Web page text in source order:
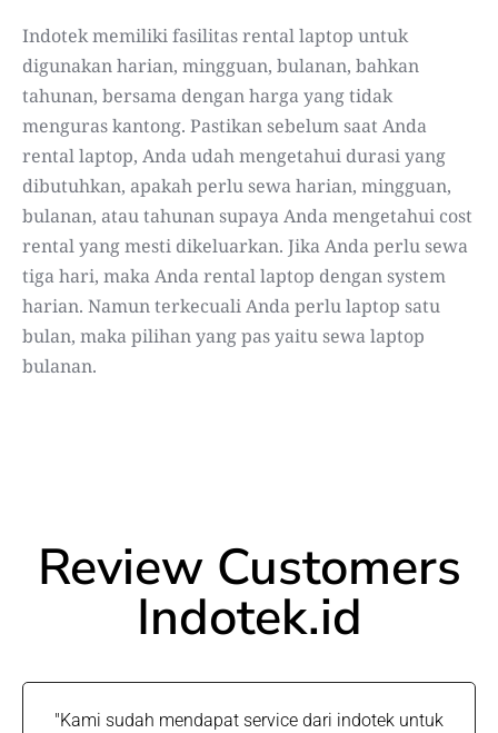
Indotek memiliki fasilitas rental laptop untuk
digunakan harian, mingguan, bulanan, bahkan
tahunan, bersama dengan harga yang tidak
menguras kantong. Pastikan sebelum saat Anda
rental laptop, Anda udah mengetahui durasi yang
dibutuhkan, apakah perlu sewa harian, mingguan,
bulanan, atau tahunan supaya Anda mengetahui cost
rental yang mesti dikeluarkan. Jika Anda perlu sewa
tiga hari, maka Anda rental laptop dengan system
harian. Namun terkecuali Anda perlu laptop satu
bulan, maka pilihan yang pas yaitu sewa laptop
bulanan.
Review Customers
Indotek.id
"Kami sudah mendapat service dari indotek untuk